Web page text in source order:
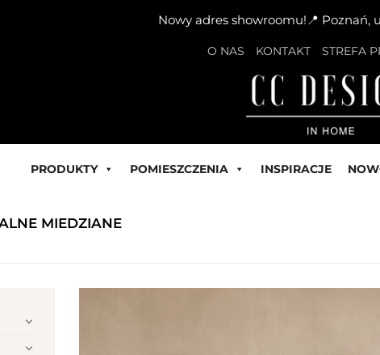
Nowy adres showroomu!📍 Poznań,
O NAS KONTAKT STREFA
PRODUKTY POMIESZCZENIA INSPIRACJE
MIEDZIANE